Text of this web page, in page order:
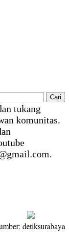
tukang
komunitas.
detiksurabaya